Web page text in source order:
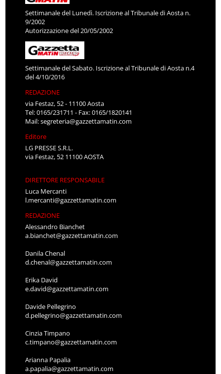
Settimanale del Lunedì. Iscrizione al Tribunale di Aosta n.
9/2002
Autorizzazione del 20/05/2002
Settimanale del Sabato. Iscrizione al Tribunale di Aosta n.4
del 4/10/2016
REDAZIONE
via Festaz, 52 - 11100 Aosta
Tel: 0165/231711 - Fax: 0165/1820141
Mail:segreteria@gazzettamatin.com
Editore
LG PRESSE S.R.L.
via Festaz, 52 11100 AOSTA
DIRETTORE RESPONSABILE
Luca Mercanti
l.mercanti@gazzettamatin.com
REDAZIONE
Alessandro Bianchet
a.bianchet@gazzettamatin.com
Danila Chenal
d.chenal@gazzettamatin.com
Erika David
e.david@gazzettamatin.com
Davide Pellegrino
d.pellegrino@gazzettamatin.com
Cinzia Timpano
c.timpano@gazzettamatin.com
Arianna Papalia
a.papalia@gazzettamatin.com